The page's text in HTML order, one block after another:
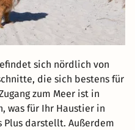
sich nördlich von
die sich bestens für
zum Meer ist in
was für Ihr Haustier in
Plus darstellt. Außerdem